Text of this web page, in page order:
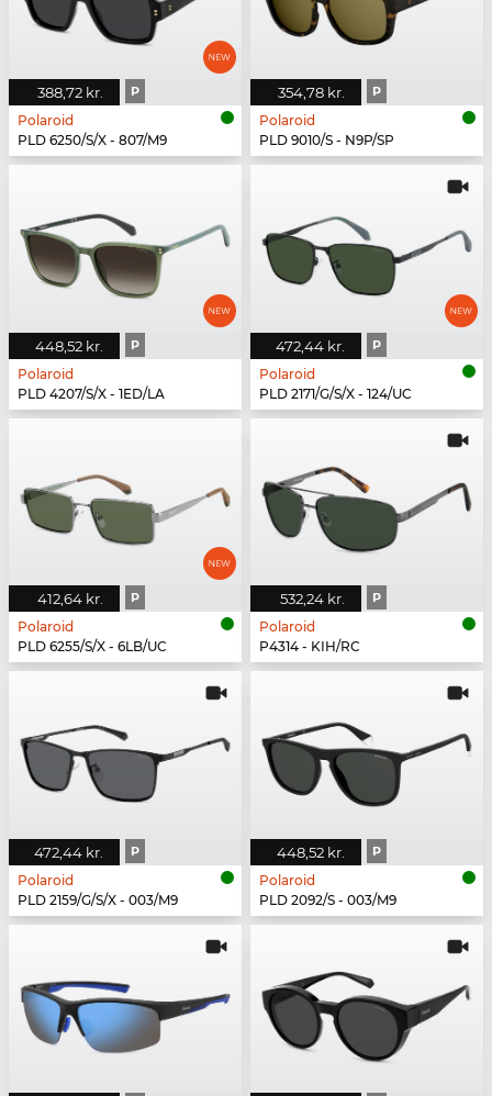
388,72 kr. P
Polaroid
PLD 6250/S/X - 807/M9
354,78 kr. P
Polaroid
PLD 9010/S - N9P/SP
448,52 kr. P
Polaroid
PLD 4207/S/X - 1ED/LA
472,44 kr. P
Polaroid
PLD 2171/G/S/X - 124/UC
412,64 kr. P
Polaroid
PLD 6255/S/X - 6LB/UC
532,24 kr. P
Polaroid
P4314 - KIH/RC
472,44 kr. P
Polaroid
PLD 2159/G/S/X - 003/M9
448,52 kr. P
Polaroid
PLD 2092/S - 003/M9